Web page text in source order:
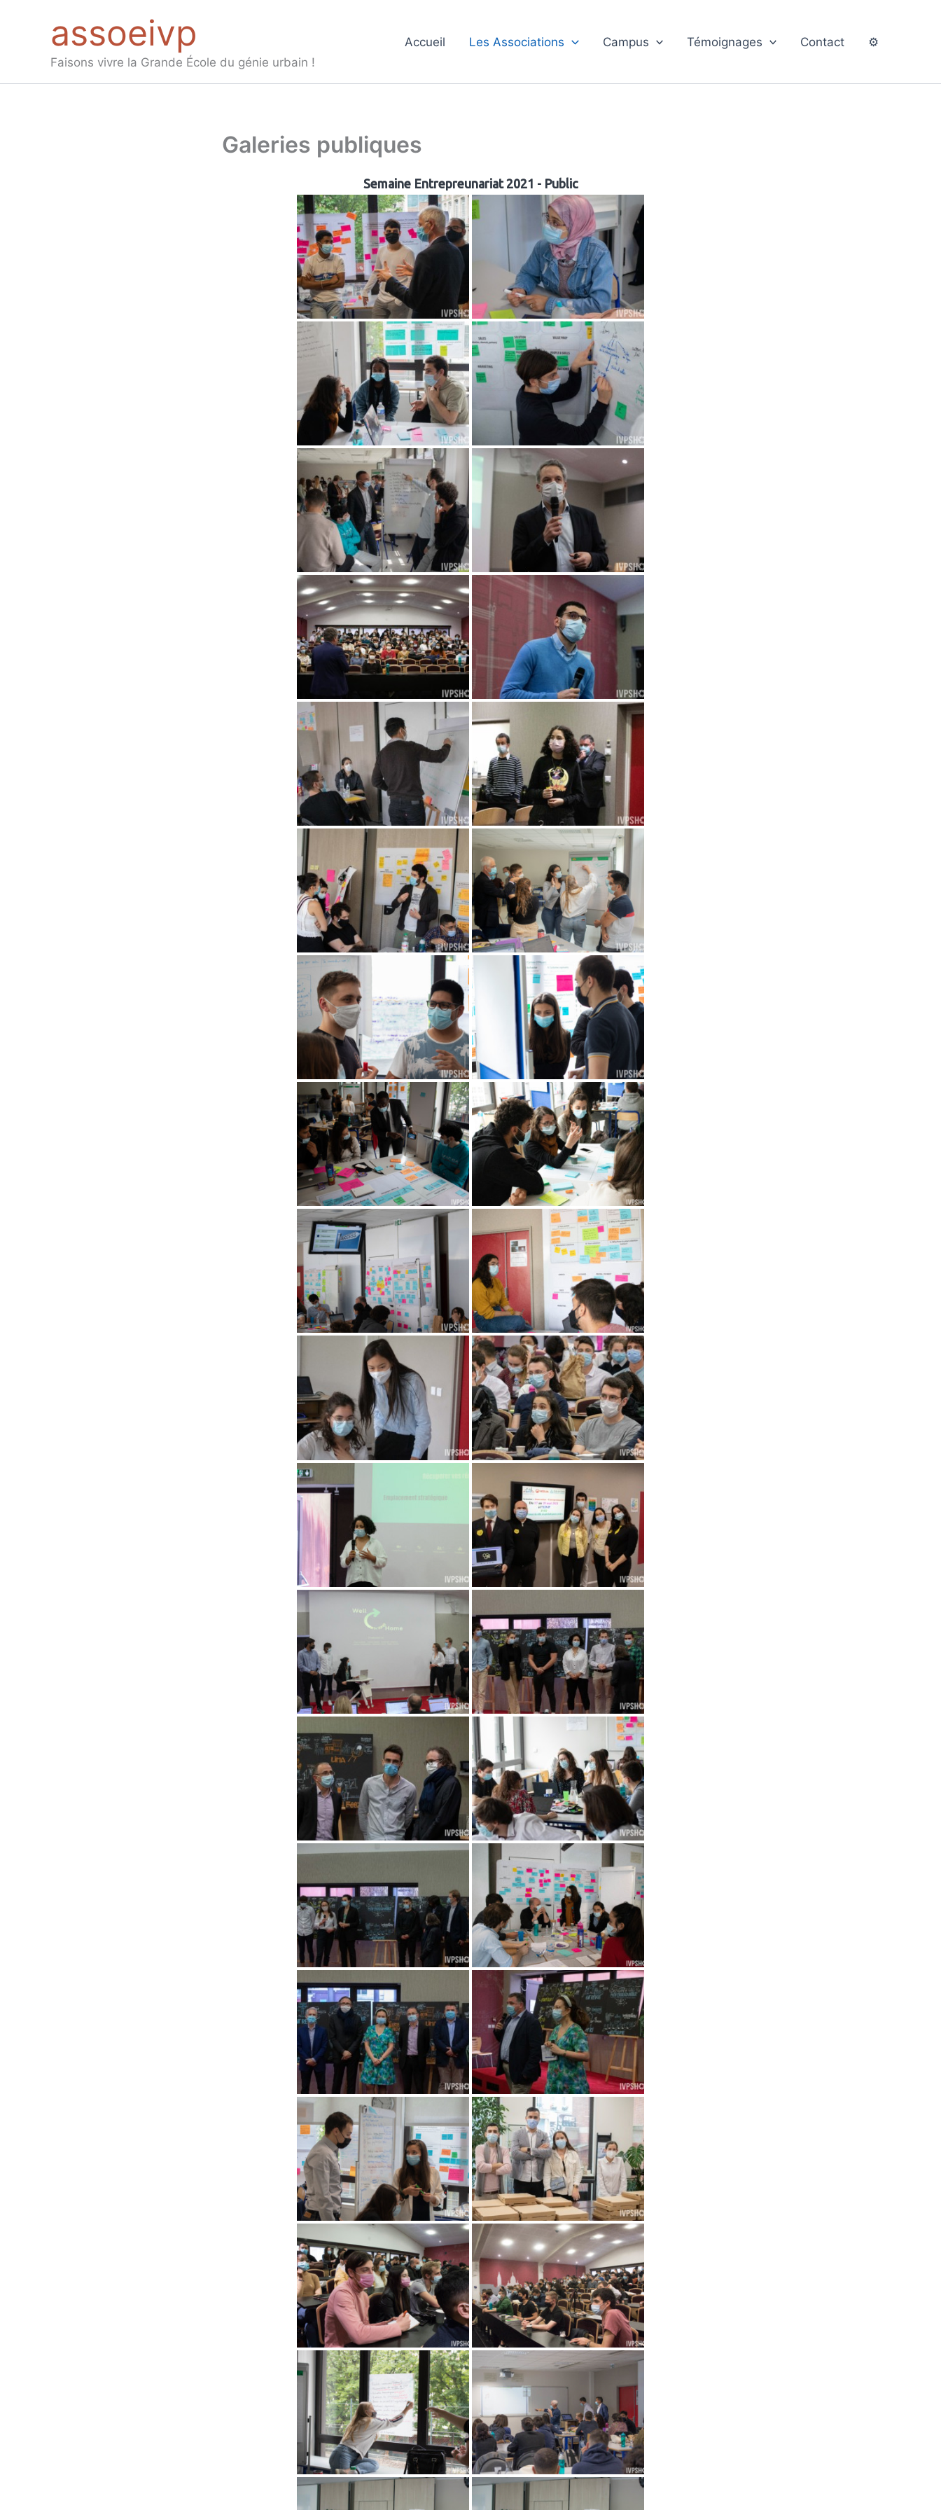
assoeivp
Faisons vivre la Grande École du génie urbain !
Accueil Les Associations Campus Témoignages Contact ⚙️
Galeries publiques
Semaine Entrepreunariat 2021 - Public